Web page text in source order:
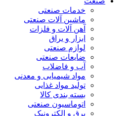
خدمات صنعتی
ماشین آلات صنعتی
آهن آلات و فلزات
ابزار و یراق
لوازم صنعتی
ضایعات صنعتی
آب و فاضلاب
مواد شیمیایی و معدنی
تولید مواد غذایی
بسته بندی کالا
اتوماسیون صنعتی
برق و الکترونیک